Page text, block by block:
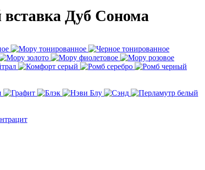
Дуб Сонома